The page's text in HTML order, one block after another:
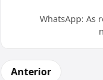
WhatsApp: As
Anterior